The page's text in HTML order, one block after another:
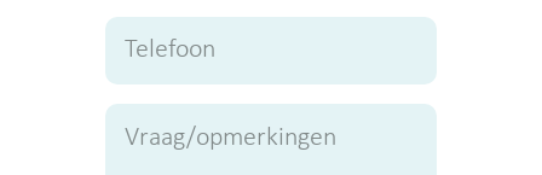
titel